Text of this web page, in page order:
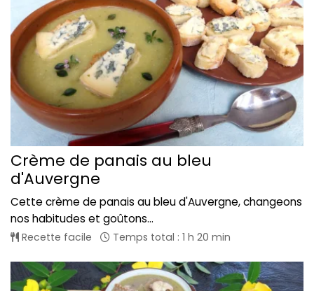
Crème de panais au bleu
d'Auvergne
Cette crème de panais au bleu d'Auvergne, changeons
nos habitudes et goûtons...
Recette facile Temps total : 1 h 20 min